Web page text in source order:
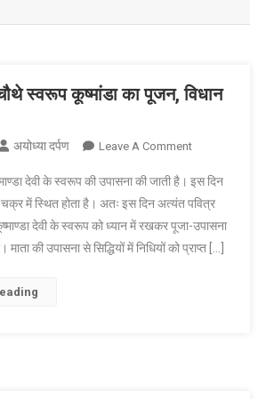
स्वरूप कूष्मांडा का पूजन, विधान
अयोध्या दर्पण Leave A CommentOn
के
चौथे
स्वरूप
कूष्मांडा
देवी के स्वरूप की उपासना की जाती है। इस दिन
में स्थित होता है। अतः इस दिन अत्यंत पवित्र
देवी के स्वरूप को ध्यान में रखकर पूजा-उपासना
की उपासना से सिद्धियों में निधियों को प्राप्त […]